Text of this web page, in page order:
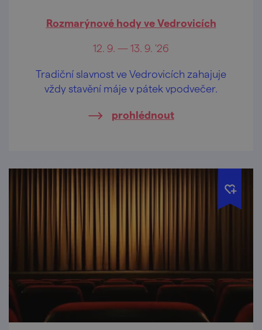
Rozmarýnové hody ve Vedrovicích
12. 9. — 13. 9. '26
Tradiční slavnost ve Vedrovicích zahajuje
vždy stavění máje v pátek vpodvečer.
prohlédnout